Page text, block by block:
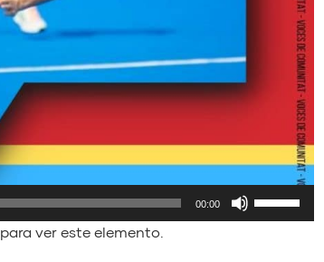
00:00
para ver este elemento.